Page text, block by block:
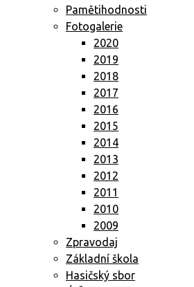
Pamětihodnosti
Fotogalerie
2020
2019
2018
2017
2016
2015
2014
2013
2012
2011
2010
2009
Zpravodaj
Základní škola
Hasičský sbor